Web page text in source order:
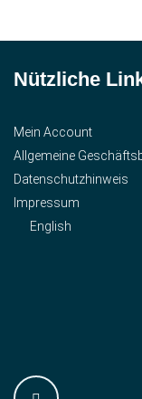
Nützliche
Mein Account
Allgemeine
Datenschutzhinweis
Impressum
English